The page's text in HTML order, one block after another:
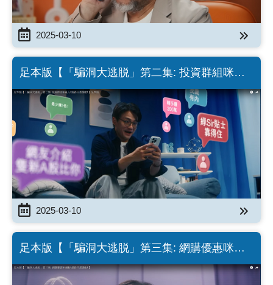
2025-03-10
足本版【「騙洞大逃脱」第二集: 投資群組咪亂
入! 細路仔都識啦! 】足本版 (Chinese Version
only)
2025-03-10
足本版【「騙洞大逃脱」第三集: ⁠網購優惠咪過
數! 細路仔都識啦! 】(Chinese Version only)